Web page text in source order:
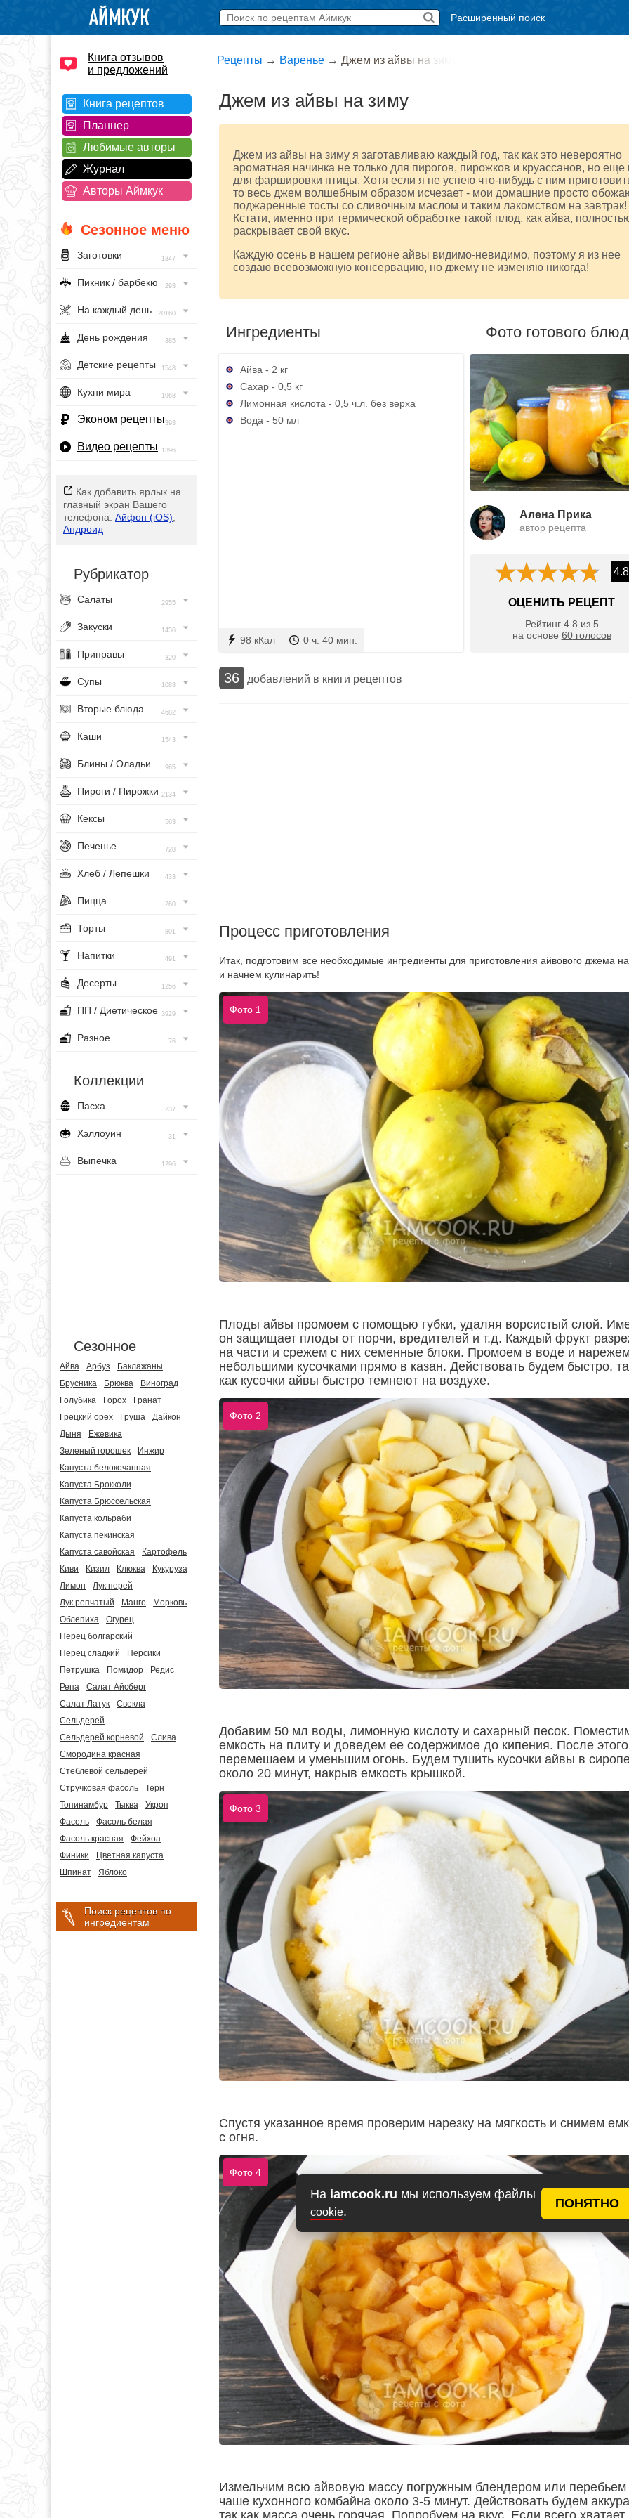
На iamcook.ru мы используем файлы
cookie.
ПОНЯТНО
Расширенный поиск
Книга отзывов
и предложений
Книга рецептов
Планнер
Любимые авторы
Журнал
Авторы Аймкук
Сезонное меню
Заготовки 1347
Пикник / барбекю 293
На каждый день 20160
День рождения 385
Детские рецепты 1548
Кухни мира 1968
Эконом рецепты393
Видео рецепты 1396
Как добавить ярлык на
главный экран Вашего
телефона: Айфон (iOS)
Андроид
Рубрикатор
Салаты 2955
Закуски 1456
Приправы 320
Супы 1083
Вторые блюда 4682
Каши 1543
Блины / Оладьи 965
Пироги / Пирожки 2134
Кексы 563
Печенье 728
Хлеб / Лепешки 433
Пицца 260
Торты 801
Напитки 491
Десерты 1256
ПП / Диетическое 3929
Разное 76
Коллекции
Пасха 237
Хэллоуин 31
Выпечка 1296
Сезонное
Айва Арбуз
Баклажаны
Брусника
Брюква
Виноград
Голубика
Горох
Гранат
Грецкий орех
Груша
Дайкон
Дыня
Ежевика
Зеленый горошек
Инжир
Капуста белокочанная
Капуста Брокколи
Капуста Брюссельская
Капуста кольраби
Капуста пекинская
Капуста савойская
Картофель
Киви
Кизил Клюква
Кукуруза
Лимон
Лук порей
Лук репчатый
Манго
Морковь
Облепиха
Огурец
Перец болгарский
Перец сладкий
Персики
Петрушка
Помидор
Редис
Репа
Салат Айсберг
Салат Латук
Свекла
Сельдерей
Сельдерей корневой
Слива
Смородина красная
Стеблевой сельдерей
Стручковая фасоль
Терн
Топинамбур
Тыква
Укроп
Фасоль
Фасоль белая
Фасоль красная
Фейхоа
Финики
Цветная капуста
Шпинат
Яблоко
Поиск рецептов по
ингредиентам
Рецепты → Варенье → Джем из айвы на зиму
Джем из айвы на зиму
Джем из айвы на зиму я заготавливаю каждый год, так как это невероятно
ароматная начинка не только для пирогов, пирожков и круассанов, но еще
для фаршировки птицы. Хотя если я не успею что-нибудь с ним
то весь джем волшебным образом исчезает - мои домашние просто
поджаренные тосты со сливочным маслом и таким лакомством на завтрак!
Кстати, именно при термической обработке такой плод, как айва,
раскрывает свой вкус.
Каждую осень в нашем регионе айвы видимо-невидимо, поэтому я из нее
создаю всевозможную консервацию, но джему не изменяю никогда!
Ингредиенты
Айва - 2 кг
Сахар - 0,5 кг
Лимонная кислота - 0,5 ч.л. без верха
Вода - 50 мл
98 кКал 0 ч. 40 мин.
Фото готового
Алена Прика
автор рецепта
4.8
ОЦЕНИТЬ РЕЦЕПТ
Рейтинг 4.8 из 5
на основе 60голосов
36 добавлений в книги рецептов
Процесс приготовления
Итак, подготовим все необходимые ингредиенты для приготовления айвового джема
и начнем кулинарить!
Фото 1
Плоды айвы промоем с помощью губки, удаляя ворсистый слой.
он защищает плоды от порчи, вредителей и т.д. Каждый фрукт
на части и срежем с них семенные блоки. Промоем в воде и
небольшими кусочками прямо в казан. Действовать будем быстро,
как кусочки айвы быстро темнеют на воздухе.
Фото 2
Добавим 50 мл воды, лимонную кислоту и сахарный песок.
емкость на плиту и доведем ее содержимое до кипения. После этого
перемешаем и уменьшим огонь. Будем тушить кусочки айвы в
около 20 минут, накрыв емкость крышкой.
Фото 3
Спустя указанное время проверим нарезку на мягкость и снимем
с огня.
Фото 4
Измельчим всю айвовую массу погружным блендером или перебьем
чаше кухонного комбайна около 3-5 минут. Действовать будем